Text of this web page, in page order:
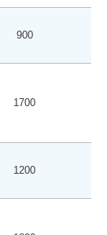
900
1700
1200